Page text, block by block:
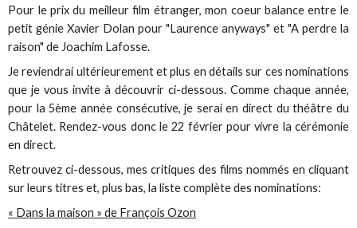
Pour le prix du meilleur film étranger, mon coeur balance entre le
petit génie Xavier Dolan pour "Laurence anyways" et "A perdre la
raison" de Joachim Lafosse.
Je reviendrai ultérieurement et plus en détails sur ces nominations
que je vous invite à découvrir ci-dessous. Comme chaque année,
pour la 5ème année consécutive, je serai en direct du théâtre du
Châtelet. Rendez-vous donc le 22 février pour vivre la cérémonie
en direct.
Retrouvez ci-dessous, mes critiques des films nommés en cliquant
sur leurs titres et, plus bas, la liste complète des nominations:
« Dans la maison » de François Ozon